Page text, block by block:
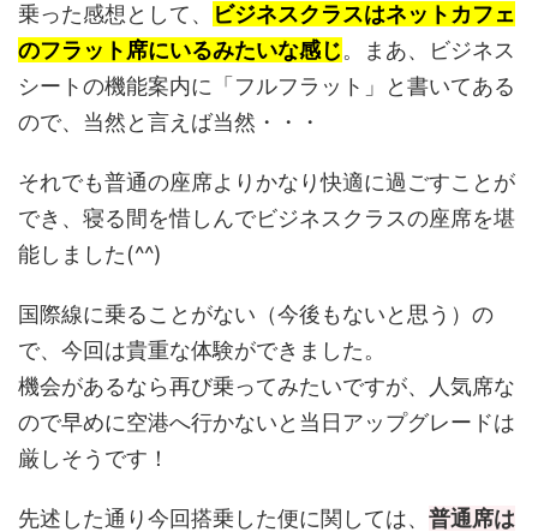
乗った感想として、
ビジネスクラスはネットカフェ
のフラット席にいるみたいな感じ。まあ、ビジネス
シートの機能案内に「フルフラット」と書いてある
ので、当然と言えば当然・・・
それでも普通の座席よりかなり快適に過ごすことが
でき、寝る間を惜しんでビジネスクラスの座席を堪
能しました(^^)
国際線に乗ることがない（今後もないと思う）の
で、今回は貴重な体験ができました。
機会があるなら再び乗ってみたいですが、人気席な
ので早めに空港へ行かないと当日アップグレードは
厳しそうです！
先述した通り今回搭乗した便に関しては、 普通席は